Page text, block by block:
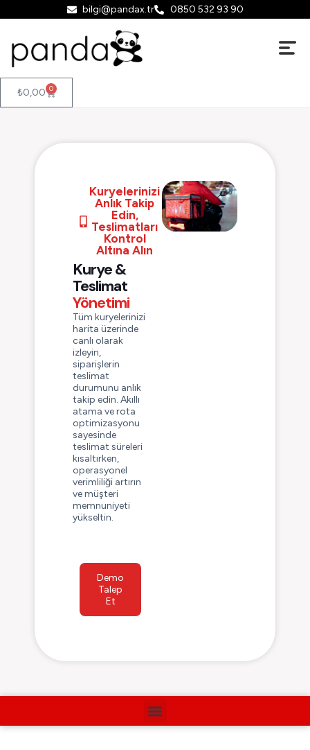
bilgi@pandax.tr 0850 532 93 90
₺0,00 0
Kuryelerinizi
Anlık Takip
Edin,
Teslimatları
Kontrol
Altına Alın
Kurye &
Teslimat
Yönetimi
Tüm kuryelerinizi
harita üzerinde
canlı olarak
izleyin,
siparişlerin
teslimat
durumunu anlık
takip edin. Akıllı
atama ve rota
optimizasyonu
sayesinde
teslimat süreleri
kısaltırken,
operasyonel
verimliliği artırın
ve müşteri
memnuniyeti
yükseltin.
Demo
Talep
Et